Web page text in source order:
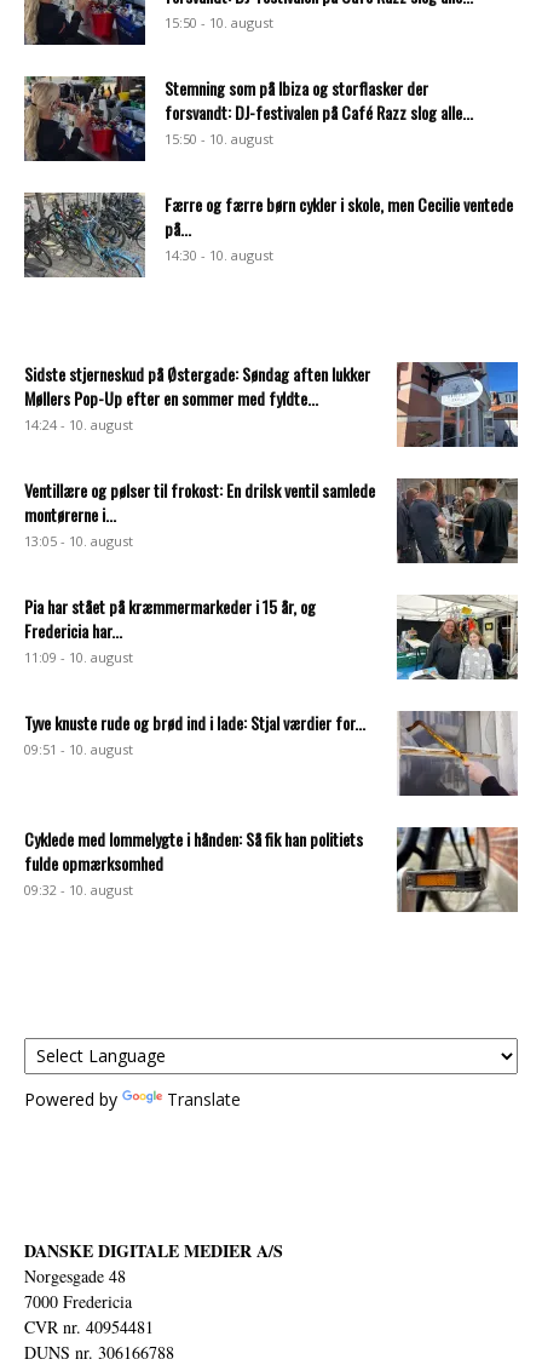
15:50 - 10. august
Stemning som på Ibiza og storflasker der
forsvandt: DJ-festivalen på Café Razz slog alle...
15:50 - 10. august
Færre og færre børn cykler i skole, men Cecilie ventede
på...
14:30 - 10. august
Sidste stjerneskud på Østergade: Søndag aften lukker
Møllers Pop-Up efter en sommer med fyldte...
14:24 - 10. august
Ventillære og pølser til frokost: En drilsk ventil samlede
montørerne i...
13:05 - 10. august
Pia har stået på kræmmermarkeder i 15 år, og
Fredericia har...
11:09 - 10. august
Tyve knuste rude og brød ind i lade: Stjal værdier for...
09:51 - 10. august
Cyklede med lommelygte i hånden: Så fik han politiets
fulde opmærksomhed
09:32 - 10. august
Powered by Translate
DANSKE DIGITALE MEDIER A/S
Norgesgade 48
7000 Fredericia
CVR nr. 40954481
DUNS nr. 306166788